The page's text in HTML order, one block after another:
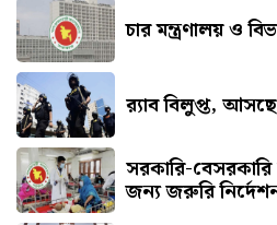
চার মন্ত্রণালয় ও
র‍্যাব বিলুপ্ত,
সরকারি-
জন্য জরুরি